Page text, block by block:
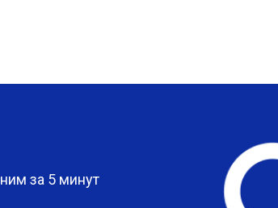
за 5 минут